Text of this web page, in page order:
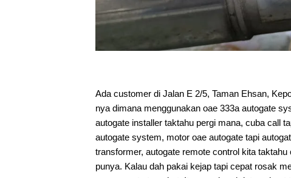
Ada customer di Jalan E 2/5, Taman Ehsan,
nya dimana menggunakan oae 333a autogate
autogate installer taktahu pergi mana, cuba call
autogate system, motor oae autogate tapi
transformer, autogate remote control kita
punya. Kalau dah pakai kejap tapi cepat rosak